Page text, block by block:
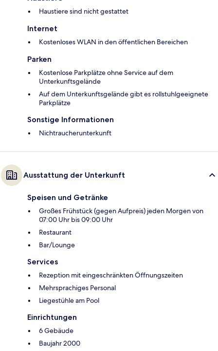
Haustiere sind nicht gestattet
Internet
Kostenloses WLAN in den öffentlichen Bereichen
Parken
Kostenlose Parkplätze ohne Service auf dem
Unterkunftsgelände
Auf dem Unterkunftsgelände gibt es rollstuhlgeeignete
Parkplätze
Sonstige Informationen
Nichtraucherunterkunft
Ausstattung der Unterkunft
Speisen und Getränke
Großes Frühstück (gegen Aufpreis) jeden Morgen von
07:00 Uhr bis 09:00 Uhr
Restaurant
Bar/Lounge
Services
Rezeption mit eingeschränkten Öffnungszeiten
Mehrsprachiges Personal
Liegestühle am Pool
Einrichtungen
6 Gebäude
Baujahr 2000